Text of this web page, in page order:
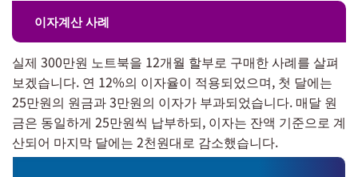
이자계산 사례
실제 300만원 노트북을 12개월 할부로 구매한 사례를 살펴
보겠습니다. 연 12%의 이자율이 적용되었으며, 첫 달에는
25만원의 원금과 3만원의 이자가 부과되었습니다. 매달 원
금은 동일하게 25만원씩 납부하되, 이자는 잔액 기준으로 계
산되어 마지막 달에는 2천원대로 감소했습니다.